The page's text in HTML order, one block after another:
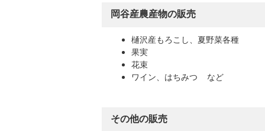
岡谷産農産物の販売
樋沢産もろこし、夏野菜各種
果実
花束
ワイン、はちみつ など
その他の販売